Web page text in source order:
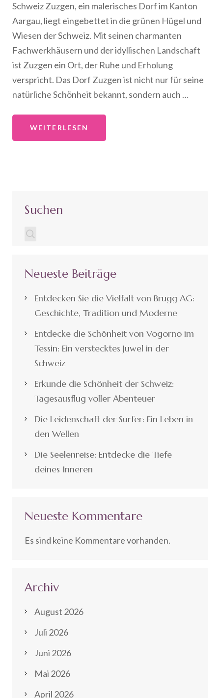
Schweiz Zuzgen, ein malerisches Dorf im Kanton
Aargau, liegt eingebettet in die grünen Hügel und
Wiesen der Schweiz. Mit seinen charmanten
Fachwerkhäusern und der idyllischen Landschaft
ist Zuzgen ein Ort, der Ruhe und Erholung
verspricht. Das Dorf Zuzgen ist nicht nur für seine
natürliche Schönheit bekannt, sondern auch …
WEITERLESEN
Suchen
Neueste Beiträge
Entdecken Sie die Vielfalt von Brugg AG:
Geschichte, Tradition und Moderne
Entdecke die Schönheit von Vogorno im
Tessin: Ein verstecktes Juwel in der
Schweiz
Erkunde die Schönheit der Schweiz:
Tagesausflug voller Abenteuer
Die Leidenschaft der Surfer: Ein Leben in
den Wellen
Die Seelenreise: Entdecke die Tiefe
deines Inneren
Neueste Kommentare
Es sind keine Kommentare vorhanden.
Archiv
August 2026
Juli 2026
Juni 2026
Mai 2026
April 2026